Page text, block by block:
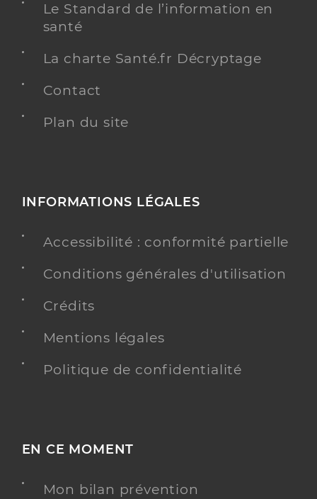
Le Standard de l’information en
santé
La charte Santé.fr Décryptage
Contact
Plan du site
INFORMATIONS LÉGALES
Accessibilité : conformité partielle
Conditions générales d'utilisation
Crédits
Mentions légales
Politique de confidentialité
EN CE MOMENT
Mon bilan prévention